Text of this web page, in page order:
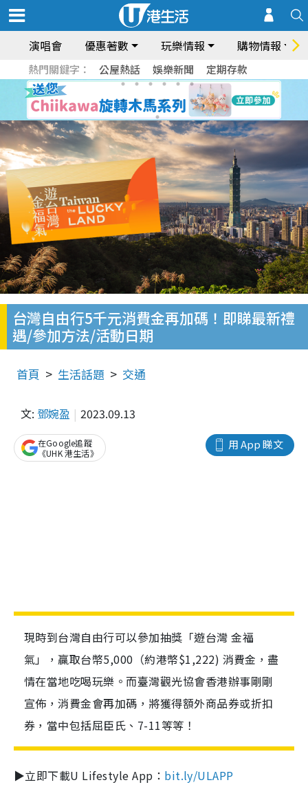
演唱會 優惠著數 玩樂情報 購物情報
熱門關鍵字： 公屋熱話 娛樂新聞 定期存款
台灣自由行5千元消費金再加碼！即睇最新禮
遇/參加方法/活動日期
首頁 生活話題 交通
文: 鄧婉盈 2023.09.13
用 App 睇文
在Google追蹤
《UHK 港生活》
現時到台灣自由行可以參加抽獎「遊台灣 金福
氣」，贏取台幣5,000（約港幣$1,222) 消費金，盡
情在當地吃喝玩樂。而臺灣觀光協會香港辦事剛剛
宣佈，消費金會再加碼，將獲得額外商品券或折扣
券，當中包括屈臣氏、7-11等等！
▶立即下載U Lifestyle App： bit.ly/ULAPP